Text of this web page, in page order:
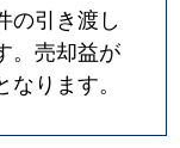
の引き渡し
。売却益が
ります。